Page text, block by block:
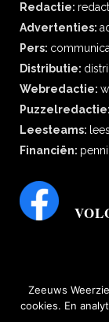
Redactie:
Advertenties:
Pers:
Distributie:
Webredactie:
Puzzelredactie:
Leesteams:
Financiën:
Zeeuws
cookies. En